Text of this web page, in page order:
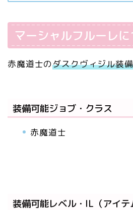
マーシャルフルーレ
赤魔道士のダスクヴィジル装備
装備可能ジョブ・クラス
赤魔道士
装備可能レベル・IL（アイテ